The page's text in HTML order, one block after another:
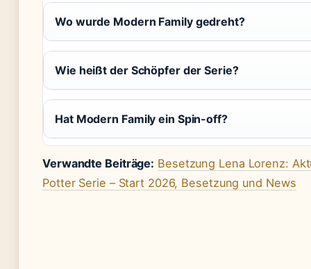
Wo wurde Modern Family gedreht?
Wie heißt der Schöpfer der Serie?
Hat Modern Family ein Spin-off?
Verwandte Beiträge: Besetzung Lena Lorenz:
Potter Serie – Start 2026, Besetzung und News